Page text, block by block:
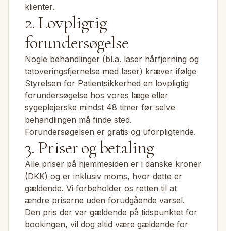
klienter.
2. Lovpligtig
forundersøgelse
Nogle behandlinger (bl.a. laser hårfjerning og
tatoveringsfjernelse med laser) kræver ifølge
Styrelsen for Patientsikkerhed en lovpligtig
forundersøgelse hos vores læge eller
sygeplejerske mindst 48 timer før selve
behandlingen må finde sted.
Forundersøgelsen er gratis og uforpligtende.
3. Priser og betaling
Alle priser på hjemmesiden er i danske kroner
(DKK) og er inklusiv moms, hvor dette er
gældende. Vi forbeholder os retten til at
ændre priserne uden forudgående varsel.
Den pris der var gældende på tidspunktet for
bookingen, vil dog altid være gældende for